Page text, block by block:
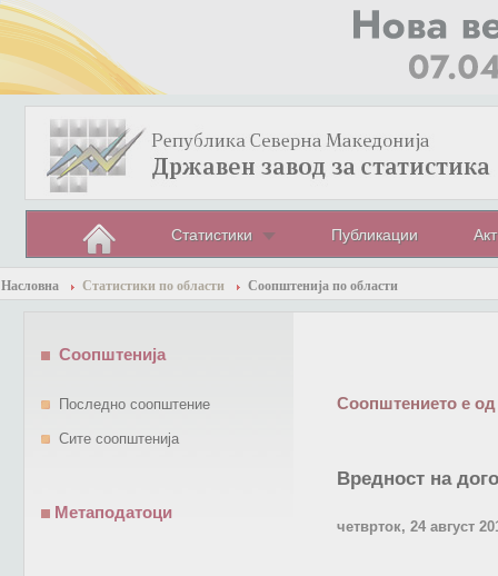
Статистики Публикации
Насловна Статистики по области Соопштенија по области
Соопштението е од
Вредност на
четврток, 24 август
Соопштенија
Последно соопштение
Сите соопштенија
Метаподатоци